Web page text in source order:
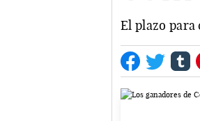
El plazo para